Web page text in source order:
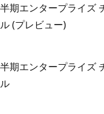
半期エンタープライズ
ル (プレビュー)
半期エンタープライズ
ル